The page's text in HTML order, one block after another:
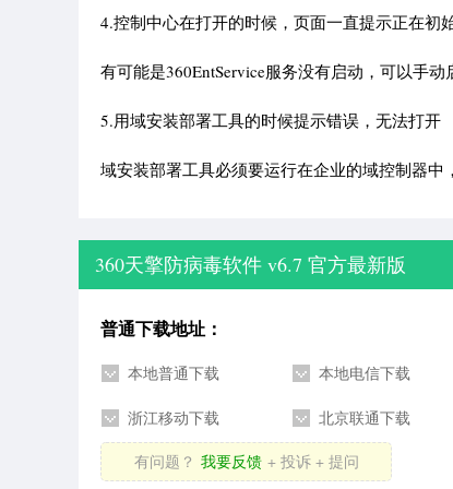
4.控制中心在打开的时候，页面一直提示正在初
有可能是360EntService服务没有启动，可以手动
5.用域安装部署工具的时候提示错误，无法打开
域安装部署工具必须要运行在企业的域控制器
360天擎防病毒软件 v6.7 官方最新版
普通下载地址：
本地普通下载 本地电信下载
浙江移动下载 北京联通下载
有问题？ 我要反馈 + 投诉 + 提问